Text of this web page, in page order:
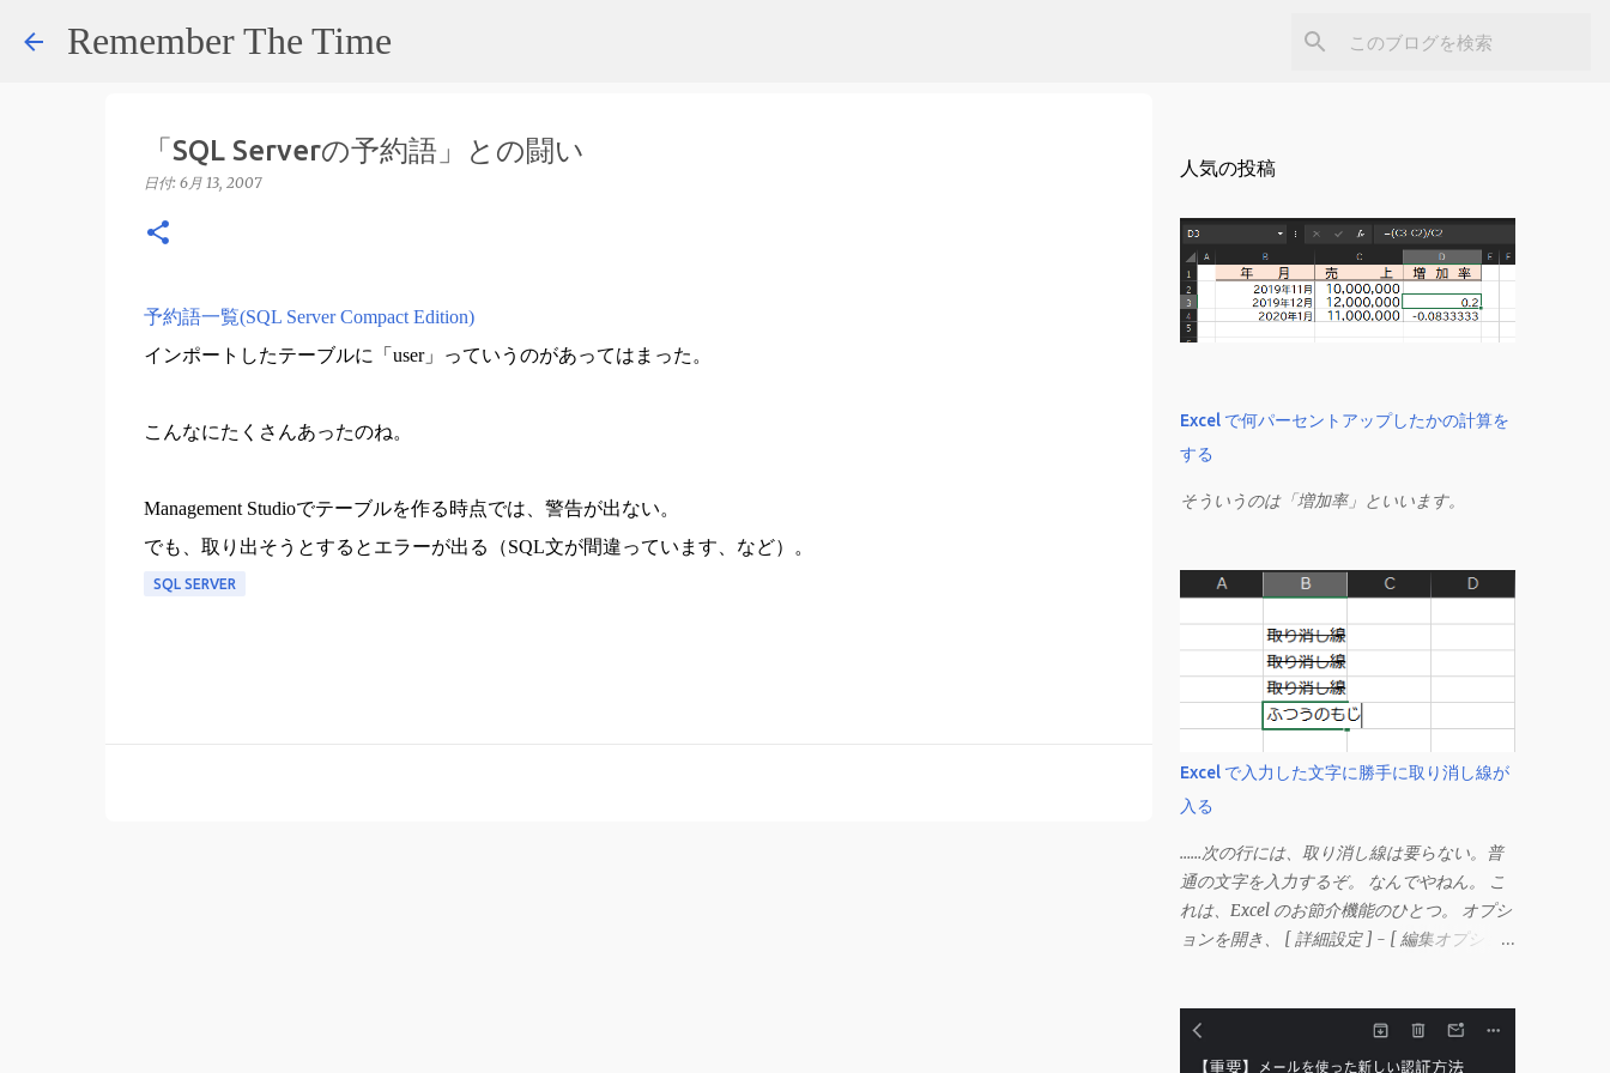
Remember The Time
「SQL Serverの予約語」との闘い
日付: 6月 13, 2007
予約語一覧(SQL Server Compact Edition)
インポートしたテーブルに「user」っていうのがあってはまった。
こんなにたくさんあったのね。
Management Studioでテーブルを作る時点では、警告が出ない。
でも、取り出そうとするとエラーが出る（SQL文が間違っています、など）。
SQL SERVER
人気の投稿
Excel で何パーセントアップしたかの計算を
する
そういうのは「増加率」といいます。
Excel で入力した文字に勝手に取り消し線が
入る
……次の行には、取り消し線は要らない。普
通の文字を入力するぞ。 なんでやねん。 こ
れは、Excel のお節介機能のひとつ。 オプシ
ョンを開き、 [ 詳細設定 ] - [ 編集オプショ
能は、同じ形式（この場合は取り消し線）が
3 行以上続いた際、次のセルにも自動的に同